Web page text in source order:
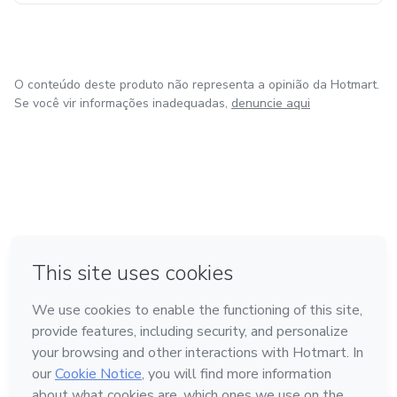
O conteúdo deste produto não representa a opinião da Hotmart.
Se você vir informações inadequadas, denuncie aqui
Feito com ❤ em Amsterdam
Conheça a Hotmart